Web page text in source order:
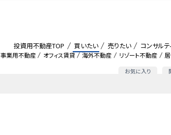
事業用不動産 オフィス賃貸 海外不動産 リゾート不動産
お気に入り
投資用不動産TOP 買いたい 売りたい コンサルテ